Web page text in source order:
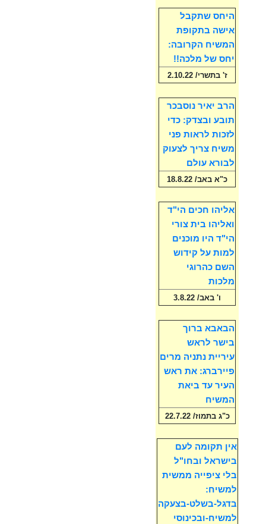
היחס שתקבל
אישה בתקופת
המשיח הקרובה:
יחס של מלכה!!
ז' בתשרי/ 2.10.22
הרב יאיר נוסבכר
תובע ובצדק: כדי
לזכות לראות פני
משיח צריך לצעוק
לבורא עולם
כ"א באב/ 18.8.22
אליהו חכים הי"ד
ואליהו בית צורי
הי"ד היו מוכנים
למות על קידוש
השם כהרוגי
מלכות
ו' באב/ 3.8.22
הבאבא ברוך
בישר לראש
עיריית נתניה מרים
פיירברג: את ראש
העיר עד ביאת
המשיח
כ"ג בתמוז/ 22.7.22
אין תקומה לעם
בישראל ובחו"ל
בלי ציפייה ממשית
למשיח:
בדגל-בשלט-בצעקה
למשיח-ובכינוסי